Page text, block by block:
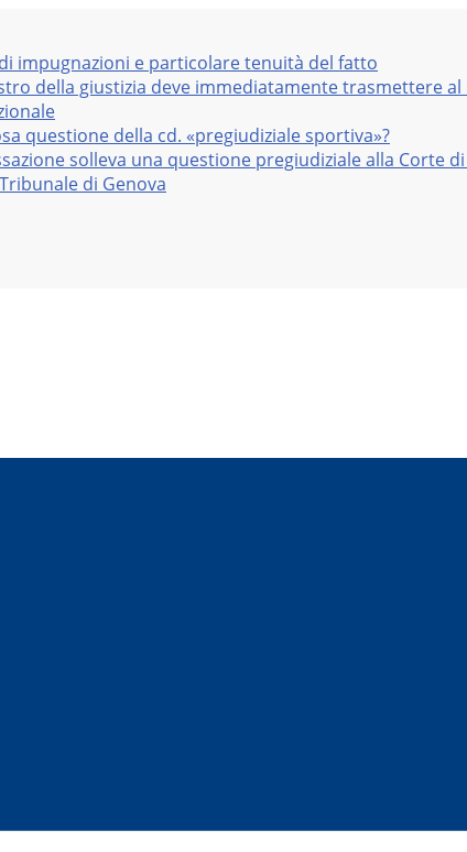
impugnazioni e particolare tenuità del fatto
della giustizia deve immediatamente trasmettere
questione della cd. «pregiudiziale sportiva»?
solleva una questione pregiudiziale alla Corte
di Genova